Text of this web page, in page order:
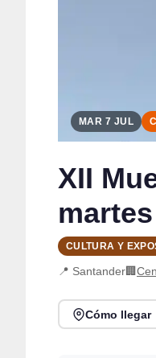
MAR 7 JUL
XII
CULTURA Y
📍 Santander🏢
Cómo llegar